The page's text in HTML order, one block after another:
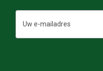
mailadres